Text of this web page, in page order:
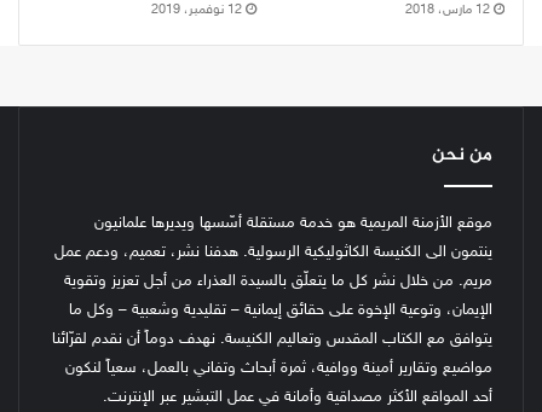
12 مارس، 2018 12 نوفمبر، 2019
من نحن
موقع الأزمنة المريمية هو خدمة مستقلة أسّسها ويديرها علمانيون
ينتمون الى الكنيسة الكاثوليكية الرسولية. هدفنا نشر، تعميم، ودعم عمل
مريم. من خلال نشر كل ما يتعلّق بالسيدة العذراء من أجل تعزيز وتقوية
الإيمان، وتوعية الإخوة على حقائق إيمانية – تقليدية وشعبية – وكل ما
يتوافق مع الكتاب المقدس وتعاليم الكنيسة. نهدف دوماً أن نقدم لقرّائنا
مواضيع وتقارير أمينة ووافية، ثمرة أبحاث وتفاني بالعمل، سعياً لنكون
أحد المواقع الأكثر مصداقية وأمانة في عمل التبشير عبر الإنترنت.